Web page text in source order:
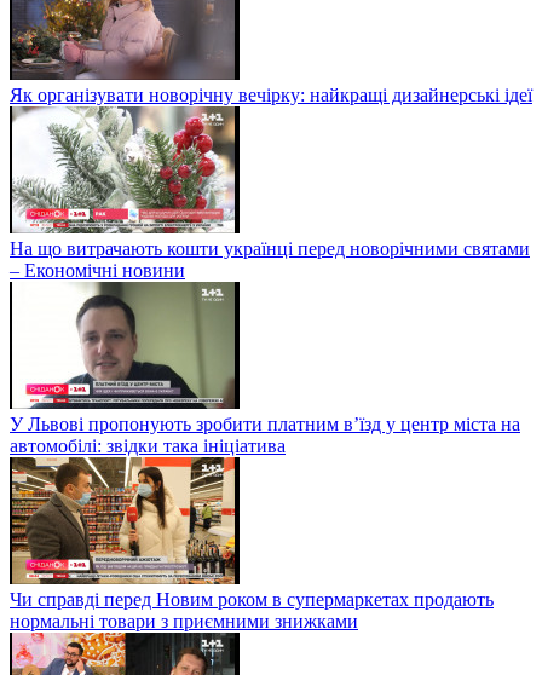
Як організувати новорічну вечірку: найкращі дизайнерські ідеї
На що витрачають кошти українці перед новорічними святами
– Економічні новини
У Львові пропонують зробити платним в’їзд у центр міста на
автомобілі: звідки така ініціатива
Чи справді перед Новим роком в супермаркетах продають
нормальні товари з приємними знижками